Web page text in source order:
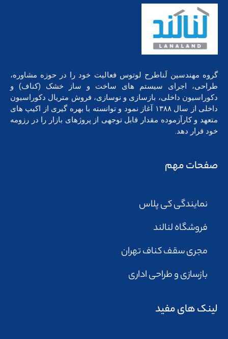
گروه مهندسین لَناطرح لوتوس فعالیت خود را در حوزه مشاوره،
طراحی، اجرای سیستم های ساخت و ساز خشک (کناف) و
دکوراسیون داخلی، بازسازی و نوسازی، فروش متریال دکوراسیون
داخلی از سال ۱۳۸۸ آغاز نمود و توانسته با بهره گیری از اکیپ های
متعهد و کارآزموده مقدار قابل توجهی از پروژهای بازار را در رزومه
خود قرار دهد.
صفحات مهم
نمایندگی کی پلاس
فروشگاه لنالند
مجری سقف کناف تهران
بازسازی و طراحی اداری
لینک های مفید